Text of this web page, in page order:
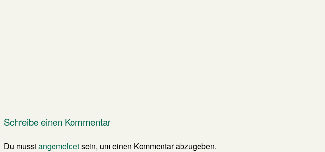
Schreibe einen Kommentar
Du musstangemeldetsein, um einen Kommentar abzugeben.